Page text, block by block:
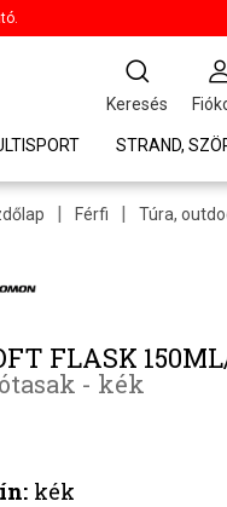
STRAND,
Keresés
| Férfi | Túra,
FLASK
- kék
kék